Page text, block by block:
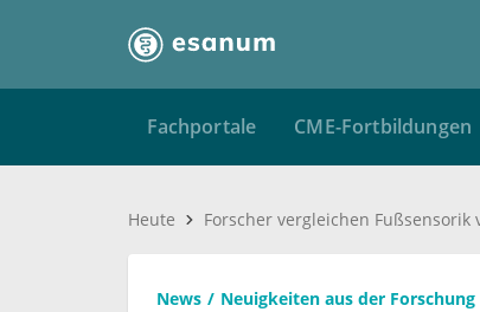
Fachportale CME-Fortbildungen
Heute
News Neuigkeiten aus der Forschung